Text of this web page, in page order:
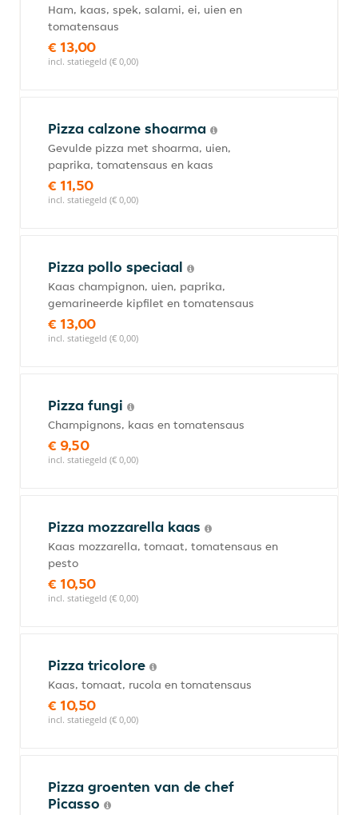
Ham, kaas, spek, salami, ei, uien en
tomatensaus
€ 13,00
incl. statiegeld (€ 0,00)
Pizza calzone shoarma
Gevulde pizza met shoarma, uien,
paprika, tomatensaus en kaas
€ 11,50
incl. statiegeld (€ 0,00)
Pizza pollo speciaal
Kaas champignon, uien, paprika,
gemarineerde kipfilet en tomatensaus
€ 13,00
incl. statiegeld (€ 0,00)
Pizza fungi
Champignons, kaas en tomatensaus
€ 9,50
incl. statiegeld (€ 0,00)
Pizza mozzarella kaas
Kaas mozzarella, tomaat, tomatensaus en
pesto
€ 10,50
incl. statiegeld (€ 0,00)
Pizza tricolore
Kaas, tomaat, rucola en tomatensaus
€ 10,50
incl. statiegeld (€ 0,00)
Pizza groenten van de chef
Picasso